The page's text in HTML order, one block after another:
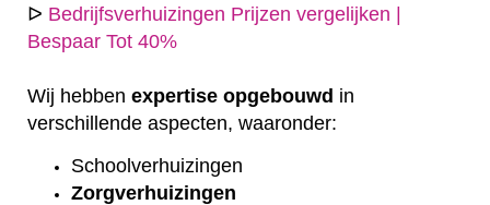
ᐅ Bedrijfsverhuizingen Prijzen vergelijken |
Bespaar Tot 40%
Wij hebben expertise opgebouwd in
verschillende aspecten, waaronder:
Schoolverhuizingen
Zorgverhuizingen